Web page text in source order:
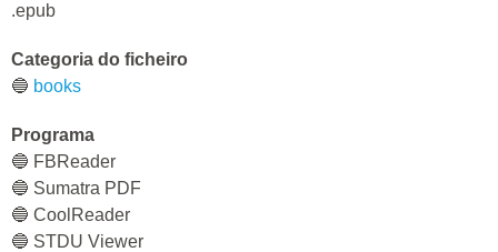
.epub
Categoria do ficheiro
🔵 books
Programa
🔵 FBReader
🔵 Sumatra PDF
🔵 CoolReader
🔵 STDU Viewer